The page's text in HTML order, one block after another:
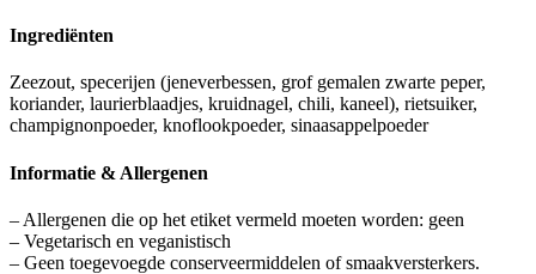
Ingrediënten
Zeezout, specerijen (jeneverbessen, grof gemalen zwarte peper,
koriander, laurierblaadjes, kruidnagel, chili, kaneel), rietsuiker,
champignonpoeder, knoflookpoeder, sinaasappelpoeder
Informatie & Allergenen
– Allergenen die op het etiket vermeld moeten worden: geen
– Vegetarisch en veganistisch
– Geen toegevoegde conserveermiddelen of smaakversterkers.